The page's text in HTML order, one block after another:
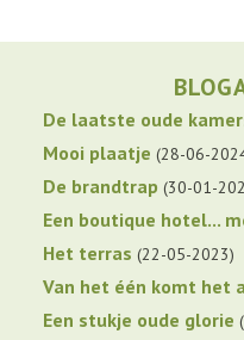
De laatste oude
Mooi plaatje 28-06-
De brandtrap 30-01-
Een boutique hotel...
Het terras 22-05-2023
Van het één komt het
Een stukje oude glorie